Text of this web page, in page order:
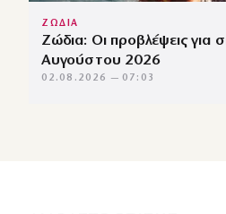
ΖΩΔΙΑ
Ζώδια: Οι προβλέψεις για
Αυγούστου 2026
02.08.2026 — 07:03